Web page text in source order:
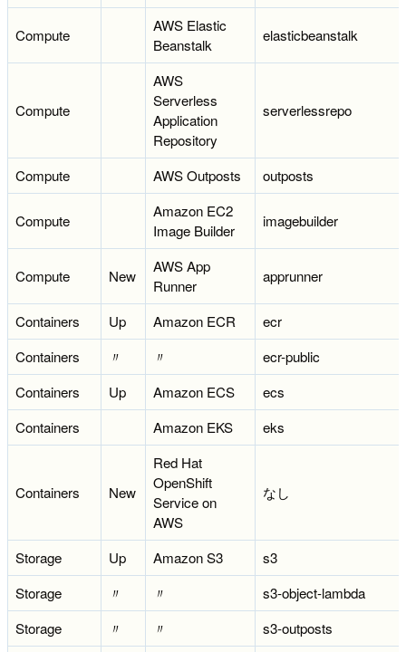
Compute
AWS Elastic
Beanstalk
elasticbeanstalk
Compute
AWS
Serverless
Application
Repository
serverlessrepo
Compute AWS Outposts outposts
Compute
Amazon EC2
Image Builder
imagebuilder
Compute New
AWS App
Runner
apprunner
Containers Up Amazon ECR
ecr
Containers
〃 〃
ecr-public
Containers
Up Amazon ECS
ecs
Containers
Amazon EKS eks
Containers New
Red Hat
OpenShift
Service on
AWS
なし
Storage Up Amazon S3
s3
Storage
〃 〃
s3-object-lambda
Storage
〃 〃
s3-outposts